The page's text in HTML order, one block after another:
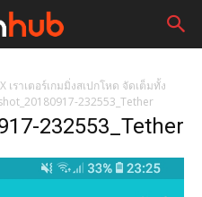
เราเตอร์เกมมิ่งสเปกโหด จัดเต็มทั้ง
232553_Tether
232553_Tether